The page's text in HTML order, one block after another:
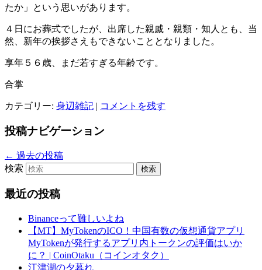
たか」という思いがあります。
４日にお葬式でしたが、出席した親戚・親類・知人とも、当
然、新年の挨拶さえもできないこととなりました。
享年５６歳、まだ若すぎる年齢です。
合掌
カテゴリー: 身辺雑記 | コメントを残す
投稿ナビゲーション
← 過去の投稿
検索
最近の投稿
Binanceって難しいよね
【MT】MyTokenのICO！中国有数の仮想通貨アプリ
MyTokenが発行するアプリ内トークンの評価はいか
に？ | CoinOtaku（コインオタク）
江津湖の夕暮れ